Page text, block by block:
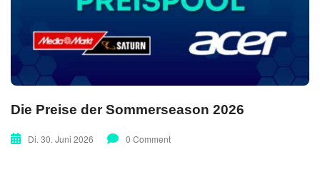
Die Preise der Sommerseason 2026
Di. 30. Juni 2026 0 Comment